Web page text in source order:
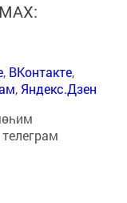
, ВКонтакте,
, Яндекс.Дзен
телеграм